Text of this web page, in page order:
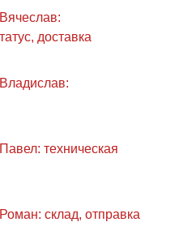
доставка
техническая
склад, отправка